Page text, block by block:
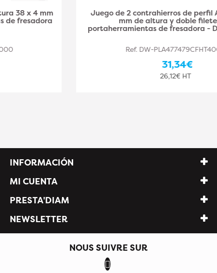
Juego de 2 contrahierros de perfil A03 de 38 x 4
mm de altura y doble filete para
portaherramientas de fresadora - Diamwood Plat
Ref. DW-PLA477479CFHT40002
INFORMACIÓN
MI CUENTA
PRESTA'DIAM
NEWSLETTER
NOUS SUIVRE SUR